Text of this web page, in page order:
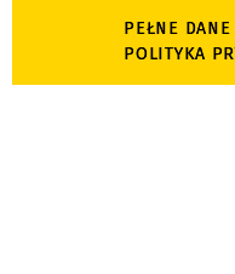
PEŁNE DANE
POLITYKA